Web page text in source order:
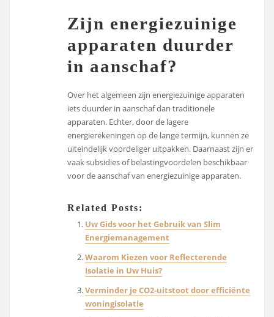
Zijn energiezuinige
apparaten duurder
in aanschaf?
Over het algemeen zijn energiezuinige apparaten
iets duurder in aanschaf dan traditionele
apparaten. Echter, door de lagere
energierekeningen op de lange termijn, kunnen ze
uiteindelijk voordeliger uitpakken. Daarnaast zijn er
vaak subsidies of belastingvoordelen beschikbaar
voor de aanschaf van energiezuinige apparaten.
Related Posts:
Uw Gids voor het Gebruik van Slim
Energiemanagement
Waarom Kiezen voor Reflecterende
Isolatie in Uw Huis?
Verminder je CO2-uitstoot door efficiënte
woningisolatie